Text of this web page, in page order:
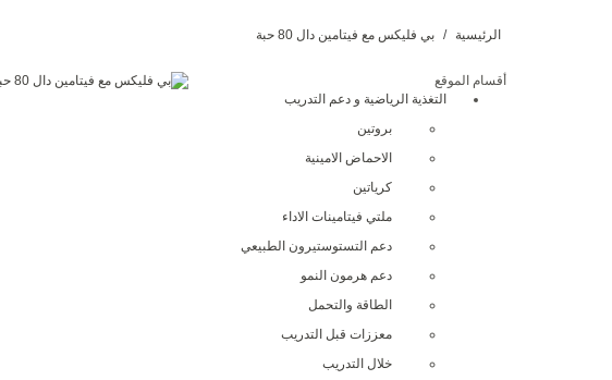
الرئيسية بي فليكس مع فيتامين دال 80 حبة
أقسام الموقع
التغذية الرياضية و دعم التدريب
بروتين
الاحماض الامينية
كرياتين
ملتي فيتامينات الاداء
دعم التستوستيرون الطبيعي
دعم هرمون النمو
الطاقة والتحمل
معززات قبل التدريب
خلال التدريب